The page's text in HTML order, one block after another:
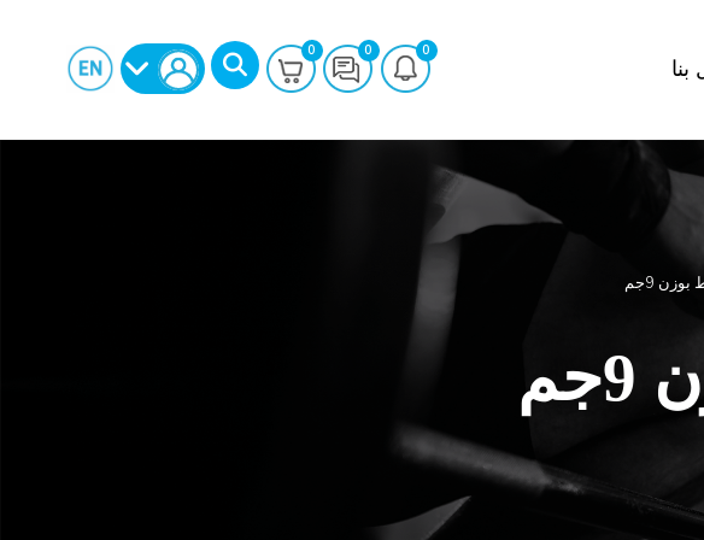
0
0
0
9جم